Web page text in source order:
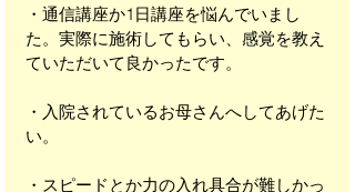
・通信講座か1日講座を悩んでいまし
た。実際に施術してもらい、感覚を教え
ていただいて良かったです。
・入院されているお母さんへしてあげた
い。
・スピードとか力の入れ具合が難しかっ